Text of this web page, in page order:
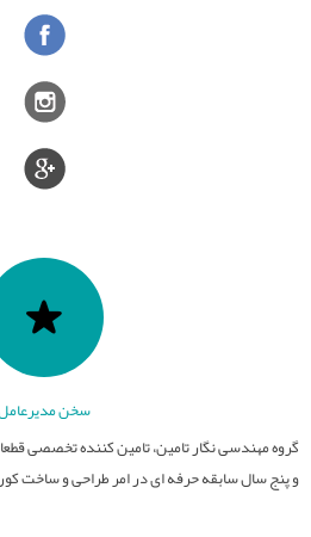
قطعات نسوز
عایق های الکتریکی
فیلترهای مذاب
قطعات آلومینایی
تامین کوره های
کوره های صنعت
کوره های عملیات
کوره های ذوب و ریخته
سایر فعالیت ها
صنایع سرامیک
ذوب و ریخته گری
سخن
گروه مهندسی نگار تامین، تامین کننده تخصصی
و پنج سال سابقه حرفه ای در امر طراحی و ساخت